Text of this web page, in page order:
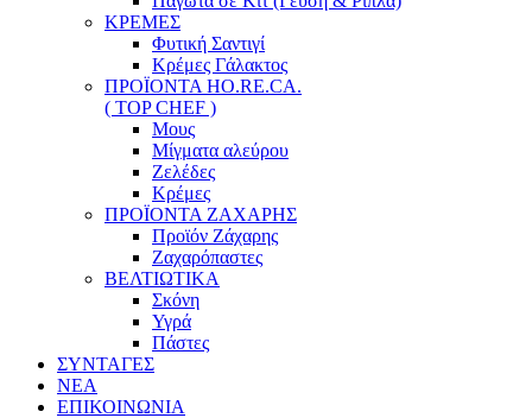
ΚΡΕΜΕΣ
Φυτική Σαντιγί
Κρέμες Γάλακτος
ΠΡΟΪΟΝΤΑ HO.RE.CA.
( TOP CHEF )
Μους
Μίγματα αλεύρου
Ζελέδες
Κρέμες
ΠΡΟΪΟΝΤΑ ΖΑΧΑΡΗΣ
Προϊόν Ζάχαρης
Ζαχαρόπαστες
ΒΕΛΤΙΩΤΙΚΑ
Σκόνη
Υγρά
Πάστες
ΣΥΝΤΑΓΕΣ
ΝΕΑ
ΕΠΙΚΟΙΝΩΝΙΑ